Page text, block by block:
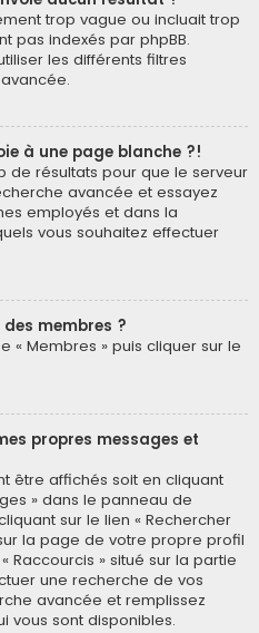
trop vague ou incluait trop
pas indexés par phpBB.
les différents filtres
à une page blanche ?!
de résultats pour que le serveur
avancée et essayez
employés et dans la
vous souhaitez effectuer
membres ?
« Membres » puis cliquer sur le
propres messages et
être affichés soit en cliquant
» dans le panneau de
sur le lien « Rechercher
la page de votre propre profil
Raccourcis » situé sur la partie
une recherche de vos
avancée et remplissez
vous sont disponibles.